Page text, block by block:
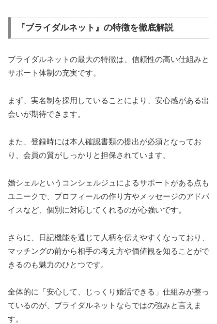
『ブライダルネット』の特徴を徹底解説
ブライダルネットの最大の特徴は、信頼性の高い仕組みと
サポート体制の充実です。
まず、実名制を採用していることにより、安心感がある出
会いが期待できます。
また、登録時には本人確認書類の提出が必須となってお
り、会員の質がしっかりと担保されています。
婚シェルというコンシェルジュによるサポートがある点も
ユニークで、プロフィールの作り方やメッセージのアドバ
イスなど、個別に対応してくれるのが心強いです。
さらに、日記機能を通じて人柄を伝えやすくなっており、
マッチングの前から相手の考え方や価値観を知ることがで
きるのも魅力のひとつです。
全体的に「安心して、じっくり婚活できる」仕組みが整っ
ているのが、ブライダルネットならではの強みと言えま
す。